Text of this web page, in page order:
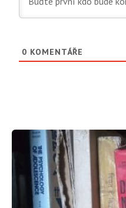
0 KOMENTÁŘE